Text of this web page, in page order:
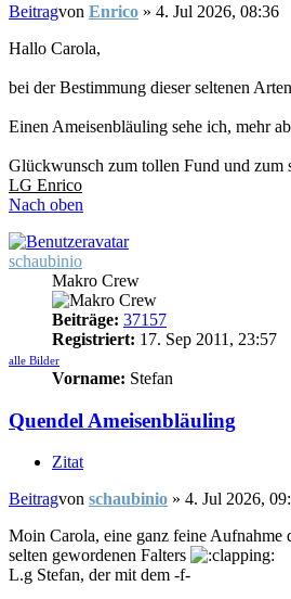
Beitragvon Enrico » 4. Jul 2026, 08:36
Hallo Carola,
bei der Bestimmung dieser seltenen
Einen Ameisenbläuling sehe ich, mehr
Glückwunsch zum tollen Fund und zum
LG Enrico
Nach oben
schaubinio
Makro Crew
Beiträge: 37157
Registriert: 17. Sep 2011, 23:57
alle Bilder
Vorname: Stefan
Quendel Ameisenbläuling
Zitat
Beitragvon schaubinio » 4. Jul 2026,
Moin Carola, eine ganz feine Aufnahme
selten gewordenen Falters
L.g Stefan, der mit dem -f-